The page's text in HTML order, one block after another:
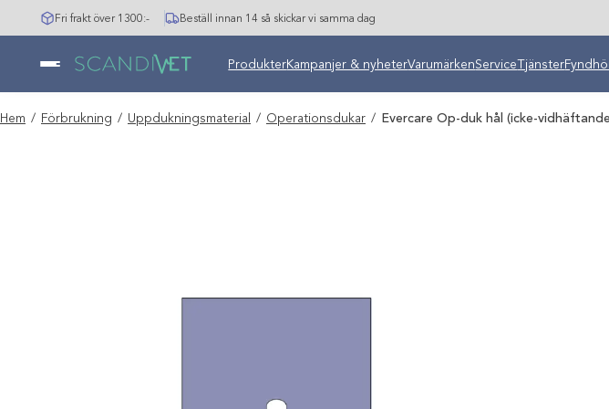
Hoppa
till
Fri frakt över 1300:- Beställ innan 14 så skickar vi samma dag
Undermeny stängd: Varumärken
ProdukterKampanjer & nyheterVarumärkenServiceTjänster
Hem / Förbrukning / Uppdukningsmaterial / Operationsdukar / Evercare Op-duk hål (icke-